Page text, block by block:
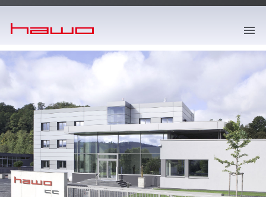
springe zum Hauptinhalt